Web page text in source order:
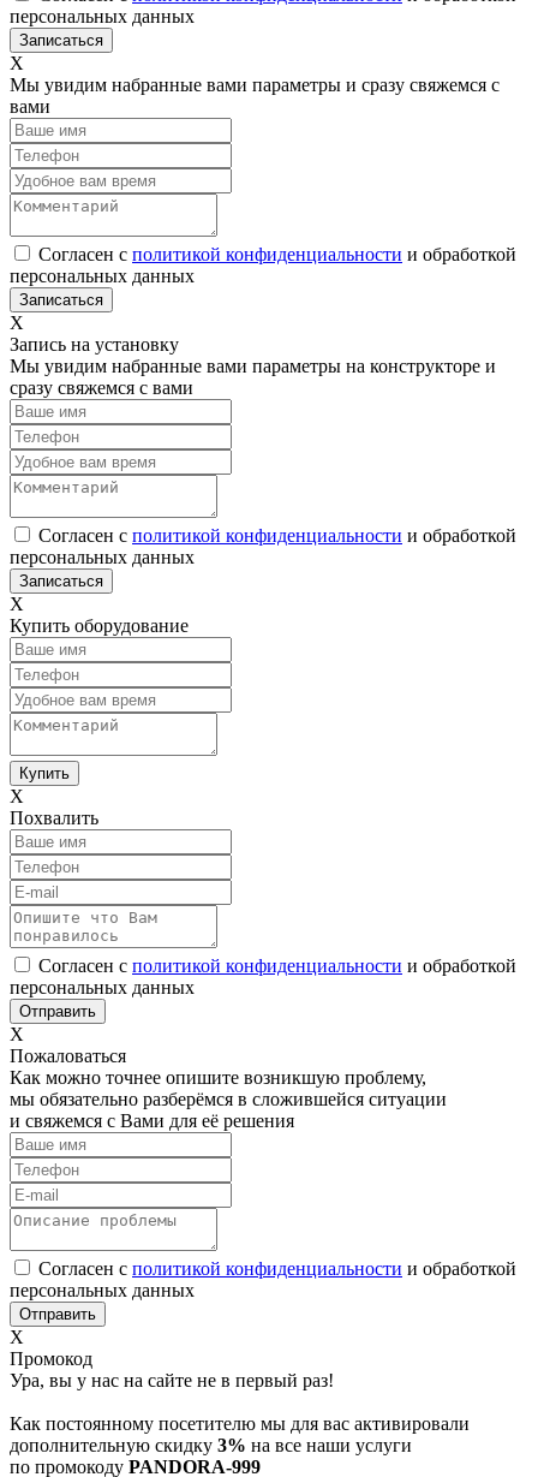
персональных данных
Х
Мы увидим набранные вами параметры и сразу свяжемся с
вами
Согласен с политикой конфиденциальности и обработкой
персональных данных
Х
Запись на установку
Мы увидим набранные вами параметры на конструкторе и
сразу свяжемся с вами
Согласен с политикой конфиденциальности и обработкой
персональных данных
Х
Купить оборудование
Х
Похвалить
Согласен с политикой конфиденциальности и обработкой
персональных данных
Х
Пожаловаться
Как можно точнее опишите возникшую проблему,
мы обязательно разберёмся в сложившейся ситуации
и свяжемся с Вами для её решения
Согласен с политикой конфиденциальности и обработкой
персональных данных
Х
Промокод
Ура, вы у нас на сайте не в первый раз!
Как постоянному посетителю мы для вас активировали
дополнительную скидку 3% на все наши услуги
по промокоду PANDORA-999